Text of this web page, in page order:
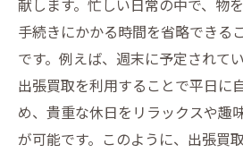
手続きにかかる時間を省略できる
です。例えば、週末に予定されて
出張買取を利用することで平日に
め、貴重な休日をリラックスや趣
が可能です。このように、出張買